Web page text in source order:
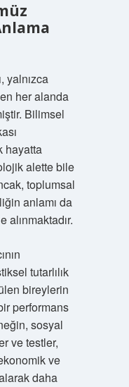
yalnızca
her alanda
Bilimsel
hayatta
alette bile
toplumsal
anlamı da
tutarlılık
bireylerin
performans
sosyal
ve testler,
ve
daha